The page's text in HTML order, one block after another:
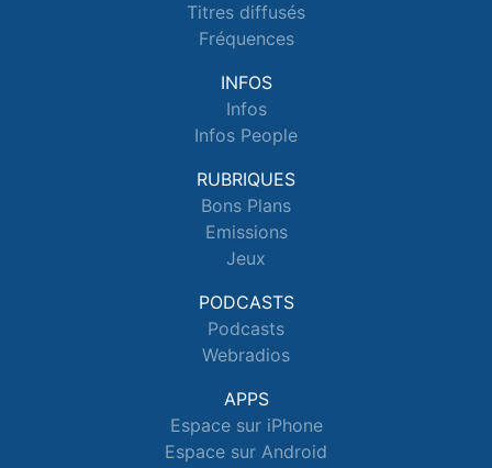
Titres diffusés
Fréquences
INFOS
Infos
Infos People
RUBRIQUES
Bons Plans
Emissions
Jeux
PODCASTS
Podcasts
Webradios
APPS
Espace sur iPhone
Espace sur Android